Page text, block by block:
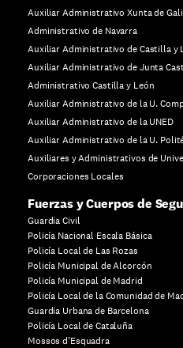
Auxiliar Administrativo Xunta de
Administrativo de Navarra
Auxiliar Administrativo de Castilla y
Auxiliar Administrativo de Junta
Administrativo Castilla y León
Auxiliar Administrativo de la U.
Auxiliar Administrativo de la UNED
Auxiliar Administrativo de la U.
Auxiliares y Administrativos de
Corporaciones Locales
Fuerzas y Cuerpos de
Guardia Civil
Policía Nacional Escala Básica
Policía Local de Las Rozas
Policía Municipal de Alcorcón
Policía Municipal de Madrid
Policía Local de la Comunidad de
Guardia Urbana de Barcelona
Policía Local de Cataluña
Mossos d’Esquadra